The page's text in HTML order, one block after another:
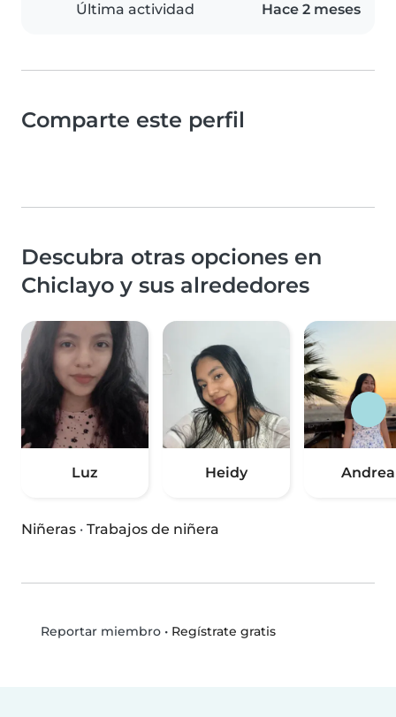
Última actividad Hace 2 meses
Comparte este perfil
Descubra otras opciones en
Chiclayo y sus alrededores
Luz Heidy Andrea
Niñeras · Trabajos de niñera
Reportar miembro• Regístrate gratis